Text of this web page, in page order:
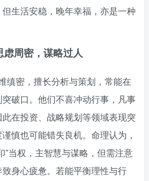
生活安稳，晚年幸福，亦是一种
周密，谋略过人
缜密，擅长分析与策划，常能在
破口。他们不喜冲动行事，凡事
在投资、战略规划等领域表现突
慎也可能错失良机。命理认为，
”当权，主智慧与谋略，但需注意
身心疲惫。若能平衡理性与行